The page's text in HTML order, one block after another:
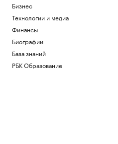
Бизнес
Технологии и медиа
Финансы
Биографии
База знаний
РБК Образование